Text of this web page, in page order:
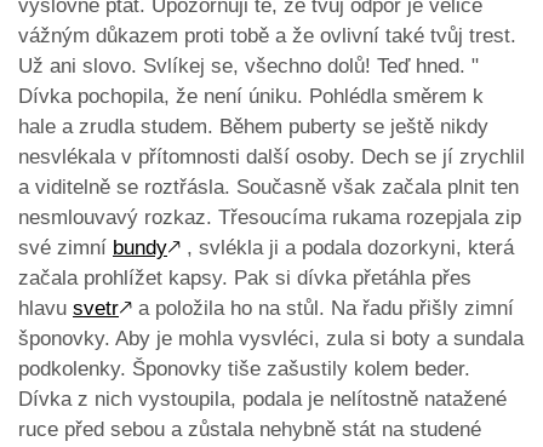
výslovně ptát. Upozorňuji tě, že tvůj odpor je velice
vážným důkazem proti tobě a že ovlivní také tvůj trest.
Už ani slovo. Svlíkej se, všechno dolů! Teď hned. "
Dívka pochopila, že není úniku. Pohlédla směrem k
hale a zrudla studem. Během puberty se ještě nikdy
nesvlékala v přítomnosti další osoby. Dech se jí zrychlil
a viditelně se roztřásla. Současně však začala plnit ten
nesmlouvavý rozkaz. Třesoucíma rukama rozepjala zip
své zimní bundy🡕 , svlékla ji a podala dozorkyni, která
začala prohlížet kapsy. Pak si dívka přetáhla přes
hlavu svetr🡕 a položila ho na stůl. Na řadu přišly zimní
šponovky. Aby je mohla vysvléci, zula si boty a sundala
podkolenky. Šponovky tiše zašustily kolem beder.
Dívka z nich vystoupila, podala je nelítostně natažené
ruce před sebou a zůstala nehybně stát na studené